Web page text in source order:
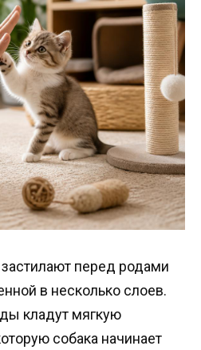
перед родами
в несколько слоев.
кладут мягкую
собака начинает